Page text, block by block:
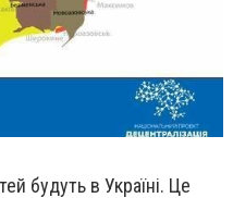
будуть в Україні. Це